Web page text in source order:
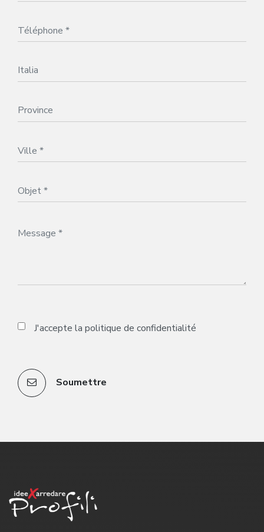
J'accepte la politique de confidentialité
Soumettre